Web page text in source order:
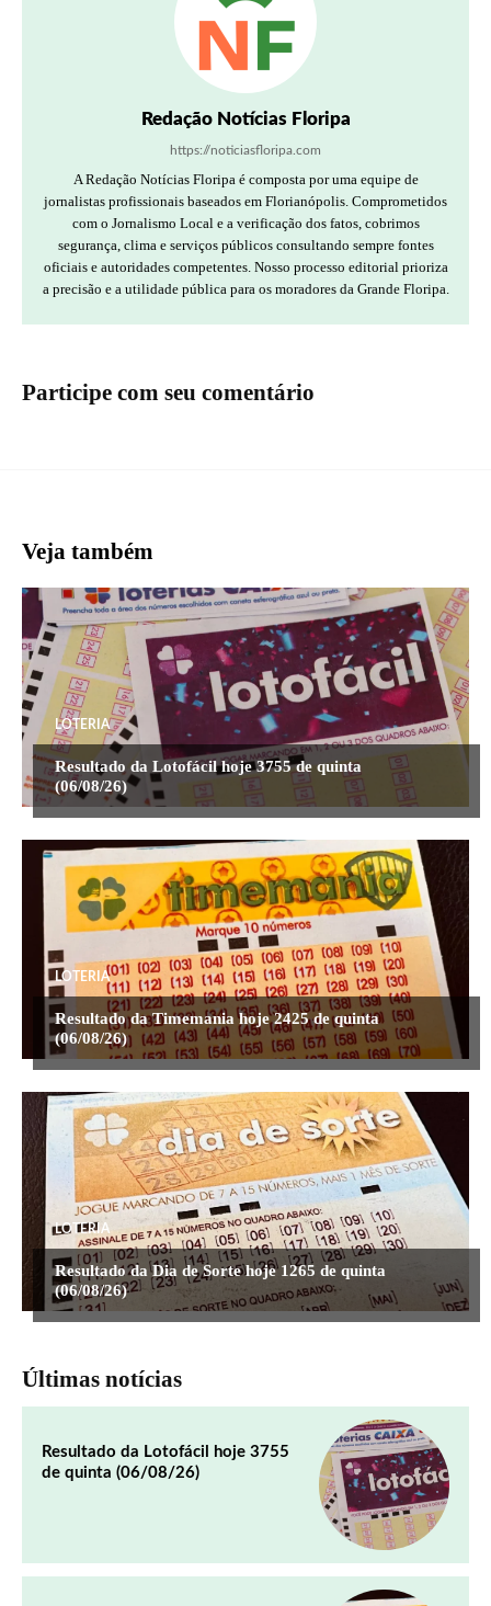
Redação Notícias Floripa
https://noticiasfloripa.com
A Redação Notícias Floripa é composta por uma equipe de
jornalistas profissionais baseados em Florianópolis. Comprometidos
com o Jornalismo Local e a verificação dos fatos, cobrimos
segurança, clima e serviços públicos consultando sempre fontes
oficiais e autoridades competentes. Nosso processo editorial prioriza
a precisão e a utilidade pública para os moradores da Grande Floripa.
Participe com seu comentário
Veja também
LOTERIA
Resultado da Lotofácil hoje 3755 de quinta
(06/08/26)
LOTERIA
Resultado da Timemania hoje 2425 de quinta
(06/08/26)
LOTERIA
Resultado da Dia de Sorte hoje 1265 de quinta
(06/08/26)
Últimas notícias
Resultado da Lotofácil hoje 3755
de quinta (06/08/26)